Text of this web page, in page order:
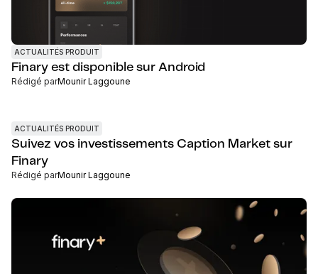
ACTUALITÉS PRODUIT
Finary est disponible sur Android
Rédigé parMounir Laggoune
ACTUALITÉS PRODUIT
Suivez vos investissements Caption Market sur
Finary
Rédigé parMounir Laggoune